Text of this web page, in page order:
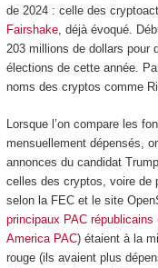
de 2024 : celle des
Fairshake, déjà évoqué.
203 millions de dollars pour
élections de cette année.
noms des cryptos comme
Lorsque l’on compare les
mensuellement dépensés,
annonces du candidat
celles des cryptos, voire de
selon la FEC et le site
principaux PAC républicains
America PAC) étaient à la
rouge (ils avaient plus